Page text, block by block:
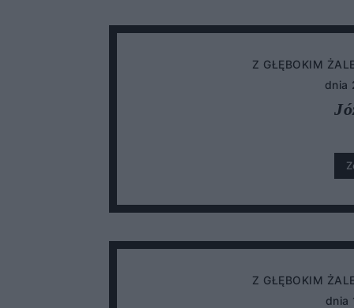
Z GŁĘBOKIM
dnia
Z GŁĘBOKIM
dnia